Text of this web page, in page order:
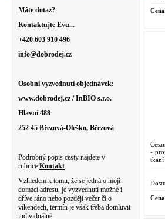
Máte dotaz?
Kontaktujte Evu...
+420 603 910 496
info@dobrodej.cz
Osobní vyzvednutí objednávek:
www.dobrodej.cz / InBIO s.r.o.
Hlavní 488
252 45 Březová-Oleško, Březová
Podrobný popis cesty najdete v
rubrice Kontakt
Vzhledem k tomu, že se jedná o moji
domácí adresu, je vyzvednutí možné i
dříve ráno nebo později večer či o
víkendech, termín je však třeba domluvit
individuálně.
-
tkaní